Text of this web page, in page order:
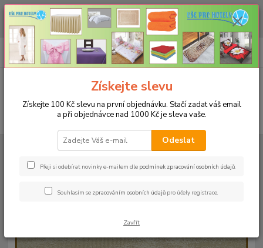
CHCETE NAKOUPIT VĚTŠÍ MNOŽSTVÍ NAŠICH PRODUKTŮ ZA LEPŠÍ
CENU? Klikněte ZDE
CZK
+420 773 794 023
Pondělí-pátek 9-16 hodin
0ks
za0 Kč
UBRUSY
Slavnostní ubrusy 1333 s vodoodpudivou úpravou
Ubrus vzor 1333 38x180cm -
béžový
Získejte slevu
Získejte 100 Kč slevu na první objednávku. Stačí zadat váš email
a při objednávce nad 1000 Kč je sleva vaše.
Odeslat
Přeji si odebírat novinky e-mailem dle podmínek zpracování osobních údajů.
Souhlasím se zpracováním osobních údajů pro účely registrace.
Zavřít